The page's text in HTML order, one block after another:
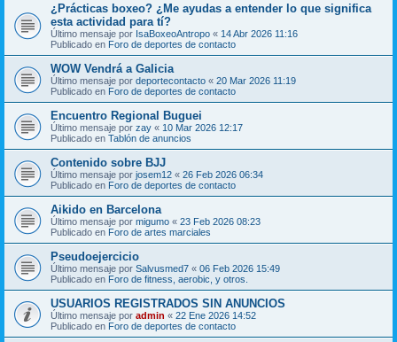
¿Prácticas boxeo? ¿Me ayudas a entender lo que significa
esta actividad para tí?
Último mensaje por IsaBoxeoAntropo « 14 Abr 2026 11:16
Publicado en Foro de deportes de contacto
WOW Vendrá a Galicia
Último mensaje por deportecontacto « 20 Mar 2026 11:19
Publicado en Foro de deportes de contacto
Encuentro Regional Buguei
Último mensaje por zay « 10 Mar 2026 12:17
Publicado en Tablón de anuncios
Contenido sobre BJJ
Último mensaje por josem12 « 26 Feb 2026 06:34
Publicado en Foro de deportes de contacto
Aikido en Barcelona
Último mensaje por migumo « 23 Feb 2026 08:23
Publicado en Foro de artes marciales
Pseudoejercicio
Último mensaje por Salvusmed7 « 06 Feb 2026 15:49
Publicado en Foro de fitness, aerobic, y otros.
USUARIOS REGISTRADOS SIN ANUNCIOS
Último mensaje por admin « 22 Ene 2026 14:52
Publicado en Foro de deportes de contacto